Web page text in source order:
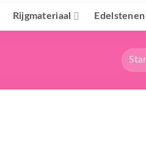
Rijgmateriaal Edelstenen